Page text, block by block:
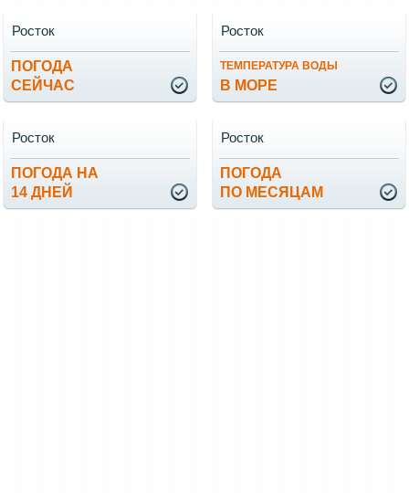
ПОГОДА
СЕЙЧАС
Росток
ТЕМПЕРАТУРА ВОДЫ
В МОРЕ
Росток
ПОГОДА НА
14 ДНЕЙ
Росток
ПОГОДА
ПО МЕСЯЦАМ
Росток